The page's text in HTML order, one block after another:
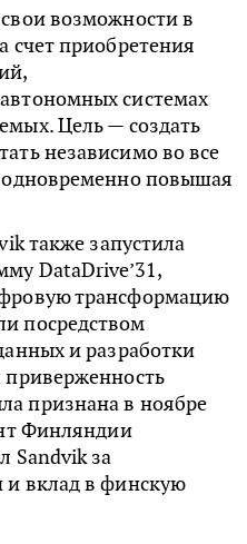
возможности в
счет приобретения
системах
Цель — создать
независимо во все
одновременно повышая
также запустила
DataDrive’31,
трансформацию
посредством
и разработки
приверженность
признана в ноябре
Финляндии
Sandvik за
и вклад в финскую